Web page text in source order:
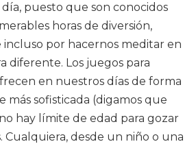
puesto que son conocidos
horas de diversión,
incluso por hacernos meditar en
diferente. Los juegos para
en nuestros días de forma
más sofisticada (digamos que
hay límite de edad para gozar
Cualquiera, desde un niño o una